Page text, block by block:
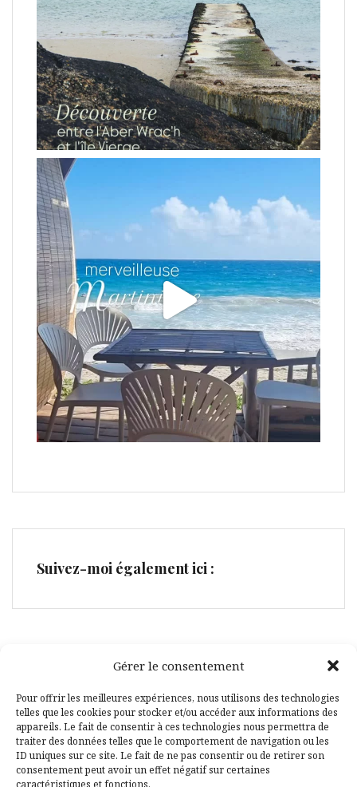
Gérer le consentement
Pour offrir les meilleures expériences, nous utilisons des technologies
telles que les cookies pour stocker et/ou accéder aux informations des
appareils. Le fait de consentir à ces technologies nous permettra de
traiter des données telles que le comportement de navigation ou les
ID uniques sur ce site. Le fait de ne pas consentir ou de retirer son
consentement peut avoir un effet négatif sur certaines
caractéristiques et fonctions.
Suivez-moi également ici :
Facebook
Pinterest